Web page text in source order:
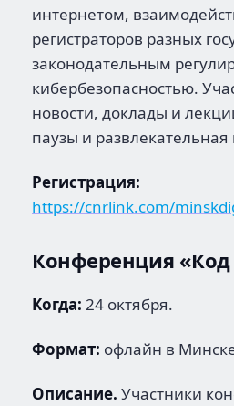
интернетом,
регистраторов разных
законодательным
кибербезопасностью.
новости, доклады и
паузы и
Регистрация:
https://cnrlink.com/
Конференция
Когда: 24 октября.
Формат: офлайн в
Описание. Участники